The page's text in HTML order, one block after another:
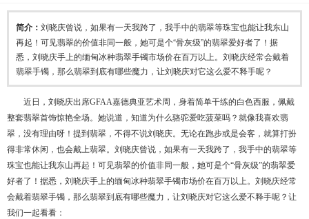
简介： 刘晓庆曾说，如果有一天我跨了，我手中的翡翠等珠宝也能让我东山
再起！可见翡翠的价值非同一般，她可是个“骨灰级”的翡翠爱好者了！据
悉，刘晓庆手上的缅甸冰种翡翠手镯市场价在百万以上。刘晓庆经常会戴着
翡翠手镯，那么翡翠到底有哪些魔力，让刘晓庆对它这么爱不释手呢？
近日，刘晓庆出席GFAA嘉德典亚艺术周，身着简单干练的白色西服，佩戴
整套翡翠首饰惊艳全场。她说道，知道为什么骆驼爱吃菠菜吗？就像我喜欢翡
翠，没有理由呀！提到翡翠，不得不说刘晓庆。无论在跑步或是会客，就算打扮
得非常休闲，也会戴上翡翠。刘晓庆曾说，如果有一天我跨了，我手中的翡翠等
珠宝也能让我东山再起！可见翡翠的价值非同一般，她可是个“骨灰级”的翡翠爱
好者了！ 据悉，刘晓庆手上的缅甸冰种翡翠手镯市场价在百万以上。刘晓庆经常
会戴着翡翠手镯，那么翡翠到底有哪些魔力，让刘晓庆对它这么爱不释手呢？让
我们一起看看：